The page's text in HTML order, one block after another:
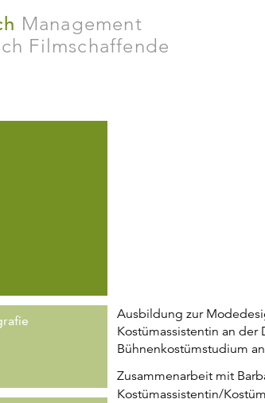
Management
Filmschaffende
Ausbildung zur
Kostümassistentin an der
Bühnenkostümstudium
Zusammenarbeit mit
Kostümassistentin/